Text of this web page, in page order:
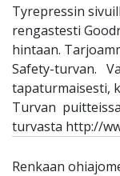
Tyrepressin
rengastesti
hintaan.
Safety-turvan.
tapaturmaisesti,
Turvan
turvasta http://
Renkaan